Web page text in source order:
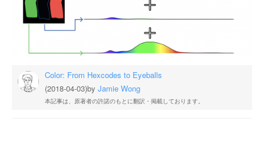
Color: From Hexcodes to Eyeballs
(2018-04-03)by Jamie Wong
本記事は、原著者の許諾のもとに翻訳・掲載しております。